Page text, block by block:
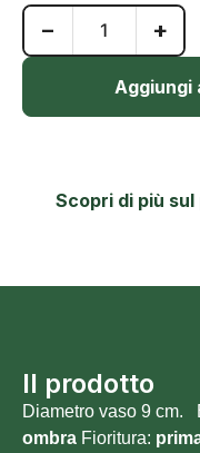
− +
Aggiungi
Scopri di più
Il prodotto
Diametro vaso 9 cm.
ombra Fioritura: